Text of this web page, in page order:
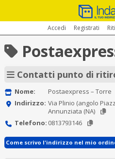
Accedi Registrati
Contatti punto di
Nome:
Postaexpress – Torre
Indirizzo: Via Plinio (angolo
Annunziata (NA)
Telefono: 0813793146
Come scrivo l'indirizzo nel mio